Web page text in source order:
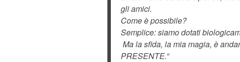
gli amici.
Come è possibile?
Semplice: siamo dotati
Ma la sfida, la mia magia, è
PRESENTE.”